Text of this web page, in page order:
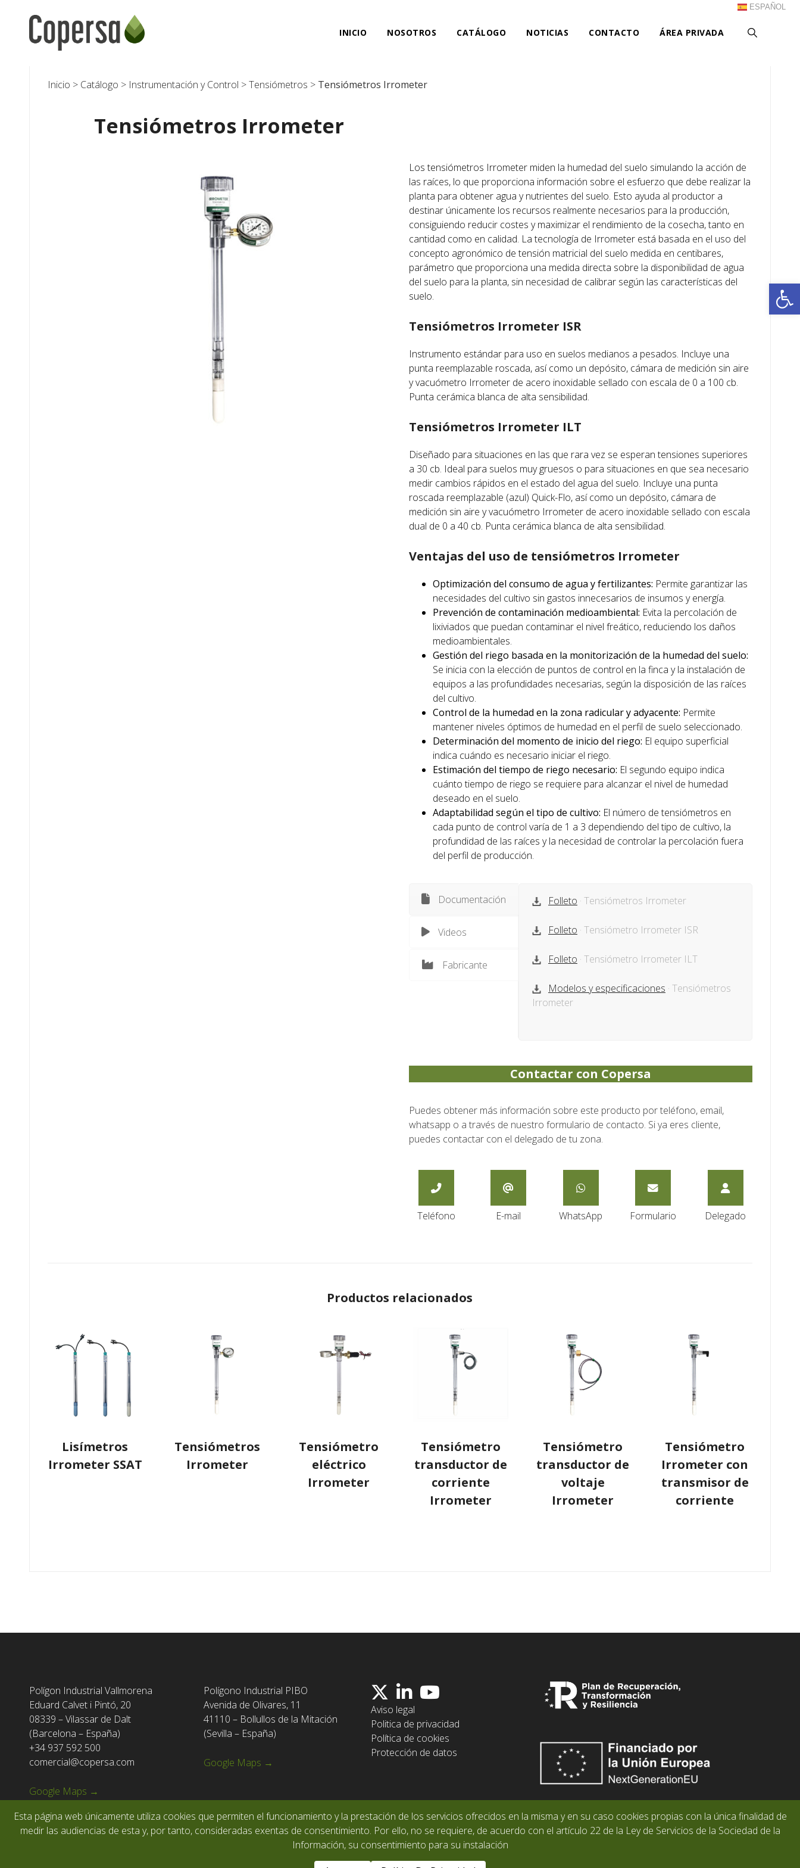
content
INICIO NOSOTROS CATÁLOGO NOTICIAS CONTACTO ÁREA PRIVADA
ESPAÑOL
Inicio > Catálogo > Instrumentación y Control >Tensiómetros > Tensiómetros Irrometer
Tensiómetros Irrometer
Los tensiómetros Irrometer miden la humedad del suelo simulando la acción de
las raíces, lo que proporciona información sobre el esfuerzo que debe realizar la
planta para obtener agua y nutrientes del suelo. Esto ayuda al productor a
destinar únicamente los recursos realmente necesarios para la producción,
consiguiendo reducir costes y maximizar el rendimiento de la cosecha, tanto en
cantidad como en calidad. La tecnología de Irrometer está basada en el uso del
concepto agronómico de tensión matricial del suelo medida en centibares,
parámetro que proporciona una medida directa sobre la disponibilidad de agua
del suelo para la planta, sin necesidad de calibrar según las características del
suelo.
Tensiómetros Irrometer ISR
Instrumento estándar para uso en suelos medianos a pesados. Incluye una
punta reemplazable roscada, así como un depósito, cámara de medición sin aire
y vacuómetro Irrometer de acero inoxidable sellado con escala de 0 a 100 cb.
Punta cerámica blanca de alta sensibilidad.
Tensiómetros Irrometer ILT
Diseñado para situaciones en las que rara vez se esperan tensiones superiores
a 30 cb. Ideal para suelos muy gruesos o para situaciones en que sea necesario
medir cambios rápidos en el estado del agua del suelo. Incluye una punta
roscada reemplazable (azul) Quick-Flo, así como un depósito, cámara de
medición sin aire y vacuómetro Irrometer de acero inoxidable sellado con escala
dual de 0 a 40 cb. Punta cerámica blanca de alta sensibilidad.
Ventajas del uso de tensiómetros Irrometer
Optimización del consumo de agua y fertilizantes: Permite garantizar las
necesidades del cultivo sin gastos innecesarios de insumos y energía.
Prevención de contaminación medioambiental: Evita la percolación de
lixiviados que puedan contaminar el nivel freático, reduciendo los daños
medioambientales.
Gestión del riego basada en la monitorización de la humedad del suelo:
Se inicia con la elección de puntos de control en la finca y la instalación de
equipos a las profundidades necesarias, según la disposición de las raíces
del cultivo.
Control de la humedad en la zona radicular y adyacente: Permite
mantener niveles óptimos de humedad en el perfil de suelo seleccionado.
Determinación del momento de inicio del riego: El equipo superficial
indica cuándo es necesario iniciar el riego.
Estimación del tiempo de riego necesario: El segundo equipo indica
cuánto tiempo de riego se requiere para alcanzar el nivel de humedad
deseado en el suelo.
Adaptabilidad según el tipo de cultivo: El número de tensiómetros en
cada punto de control varía de 1 a 3 dependiendo del tipo de cultivo, la
profundidad de las raíces y la necesidad de controlar la percolación fuera
del perfil de producción.
Documentación
Videos
Fabricante
Folleto · Tensiómetros Irrometer
Folleto · Tensiómetro Irrometer ISR
Folleto · Tensiómetro Irrometer ILT
Modelos y especificaciones · Tensiómetros
Irrometer
Contactar con Copersa
Puedes obtener más información sobre este producto por teléfono, email,
whatsapp o a través de nuestro formulario de contacto. Si ya eres cliente,
puedes contactar con el delegado de tu zona.
Teléfono E-mail WhatsApp Formulario Delegado
Productos relacionados
Lisímetros
Irrometer SSAT
Tensiómetros
Irrometer
Tensiómetro
eléctrico
Irrometer
Tensiómetro
transductor de
corriente
Irrometer
Tensiómetro
transductor de
voltaje
Irrometer
Tensiómetro
Irrometer con
transmisor de
corriente
Polígon Industrial Vallmorena
Eduard Calvet i Pintó, 20
08339 – Vilassar de Dalt
(Barcelona – España)
+34 937 592 500
comercial@copersa.com
Google Maps →
Polígono Industrial PIBO
Avenida de Olivares, 11
41110 – Bollullos de la Mitación
(Sevilla – España)
Google Maps →
Aviso legal
Politica de privacidad
Política de cookies
Protección de datos
Copyright © 2026Copersa · Riego, All Rights Reserved.
Esta página web únicamente utiliza cookies que permiten el funcionamiento y la prestación de los servicios ofrecidos en la misma y en su caso cookies propias con la única finalidad de
medir las audiencias de esta y, por tanto, consideradas exentas de consentimiento. Por ello, no se requiere, de acuerdo con el artículo 22 de la Ley de Servicios de la Sociedad de la
Información, su consentimiento para su instalación